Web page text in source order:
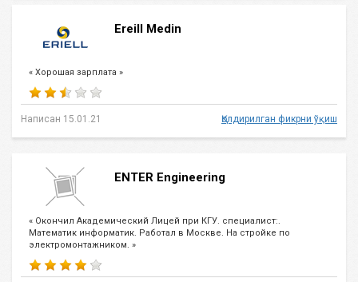
Ereill Medin
« Хорошая зарплата »
Написан 15.01.21 Қолдирилган фикрни ўқиш
ENTER Engineering
« Окончил Академический Лицей при КГУ. специалист:.
Математик информатик. Работал в Москве. На стройке по
электромонтажником. »